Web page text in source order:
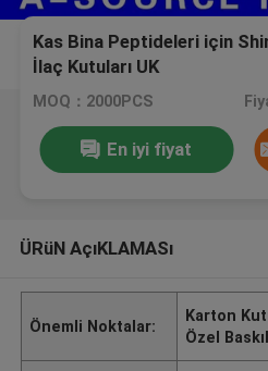
Kas Bina Peptideleri için
İlaç Kutuları UK
MOQ：2000PCS
En iyi fiyat
ÜRüN AçıKLAMASı
Önemli Noktalar:
Karton
Özel